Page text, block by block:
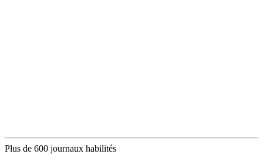
Plus de 600 journaux habilités